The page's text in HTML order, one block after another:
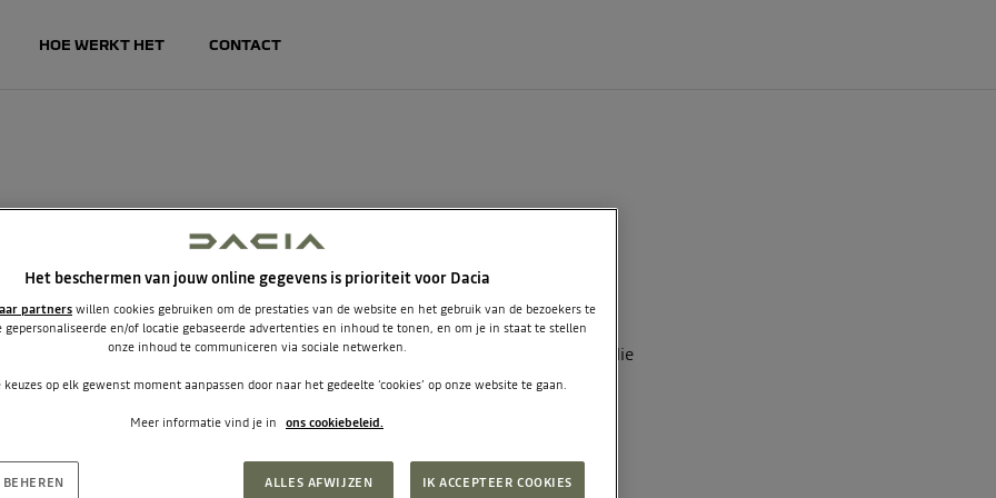
HOE WERKT HET CONTACT
welke versie van de voorwaarden van toepassing zijn. Als dit een versie is die
je die versie bij ons opvragenvia ons contactformulier
Stichting Keurmerk Private Lease
Mobilize Financial Services
Het beschermen van jouw online gegevens is prioriteit voor Dacia
partners willen cookies gebruiken om de prestaties van de website en het gebruik van de bezoekers te
gepersonaliseerde en/of locatie gebaseerde advertenties en inhoud te tonen, en om je in staat te stellen
onze inhoud te communiceren via sociale netwerken.
keuzes op elk gewenst moment aanpassen door naar het gedeelte ‘cookies’ op onze website te gaan.
Meer informatie vind je in ons cookiebeleid.
ALLES AFWIJZEN IK ACCEPTEER COOKIES